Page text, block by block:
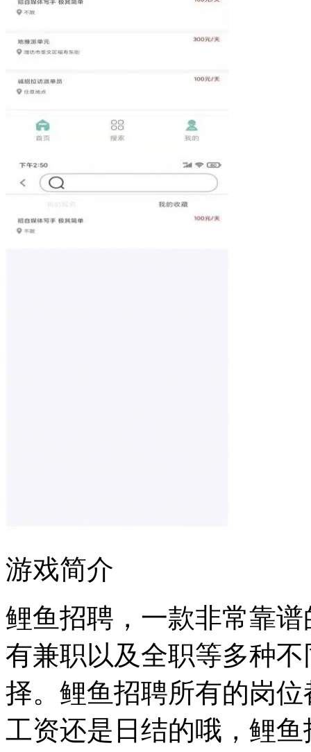
游戏简介
鲤鱼招聘，一款非常靠
有兼职以及全职等多种
择。鲤鱼招聘所有的岗
工资还是日结的哦，鲤